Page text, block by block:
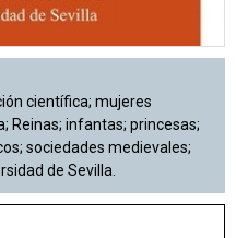
científica; mujeres
Reinas; infantas; princesas;
sociedades medievales;
de Sevilla.